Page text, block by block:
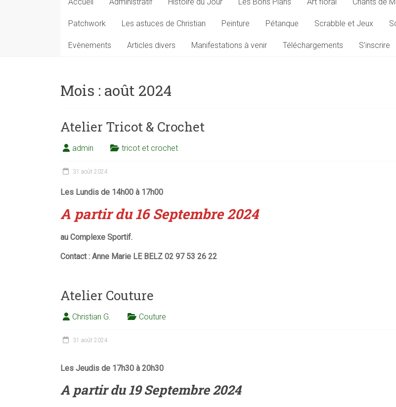
Patchwork Les astuces de Christian Peinture Pétanque Scrabble et Jeux
Evènements Articles divers Manifestations à venir Téléchargements S’inscrire
Mois : août 2024
Atelier Tricot & Crochet
admin tricot et crochet
31 août 2024
Les Lundis de 14h00 à 17h00
A partir du 16 Septembre 2024
au Complexe Sportif.
Contact : Anne Marie LE BELZ 02 97 53 26 22
Atelier Couture
Christian G. Couture
31 août 2024
Les Jeudis de 17h30 à 20h30
A partir du 19 Septembre 2024